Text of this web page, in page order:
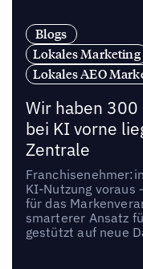
Blogs
Lokales Marketing
Lokales AEO
Wir haben
bei KI vorne
Zentrale
KI-Nutzung voraus
für das
smarterer Ansatz
gestützt auf neue